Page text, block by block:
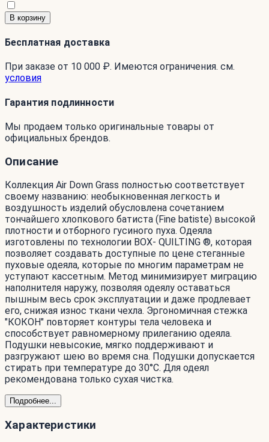
В корзину
Бесплатная доставка
При заказе от 10 000 ₽. Имеются ограничения. см.
условия
Гарантия подлинности
Мы продаем только оригинальные товары от
официальных брендов.
Описание
Коллекция Air Down Grass полностью соответствует
своему названию: необыкновенная легкость и
воздушность изделий обусловлена сочетанием
тончайшего хлопкового батиста (Fine batiste) высокой
плотности и отборного гусиного пуха. Одеяла
изготовлены по технологии BOX- QUILTING ®, которая
позволяет создавать доступные по цене стеганные
пуховые одеяла, которые по многим параметрам не
уступают кассетным. Метод минимизирует миграцию
наполнителя наружу, позволяя одеялу оставаться
пышным весь срок эксплуатации и даже продлевает
его, снижая износ ткани чехла. Эргономичная стежка
"КОКОН" повторяет контуры тела человека и
способствует равномерному прилеганию одеяла.
Подушки невысокие, мягко поддерживают и
разгружают шею во время сна. Подушки допускается
стирать при температуре до 30°С. Для одеял
рекомендована только сухая чистка.
Подробнее...
Характеристики